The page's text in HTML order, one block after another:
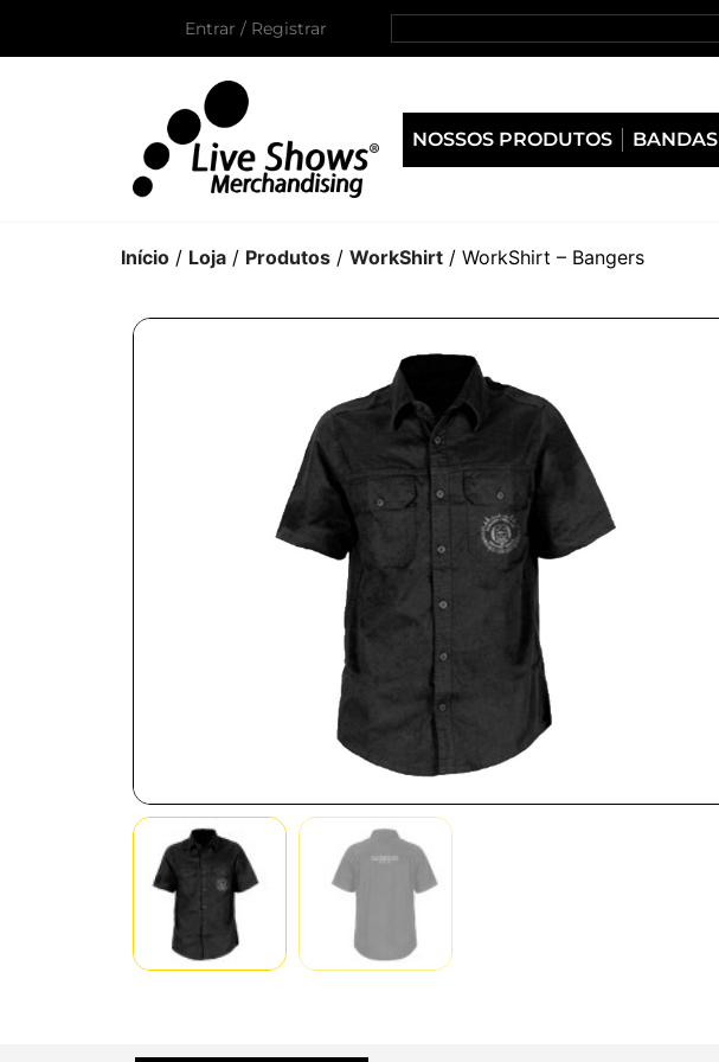
Entrar / Registrar
NOSSOS PRODUTOS BANDAS
Início / Loja / Produtos / WorkShirt / WorkShirt – Bangers